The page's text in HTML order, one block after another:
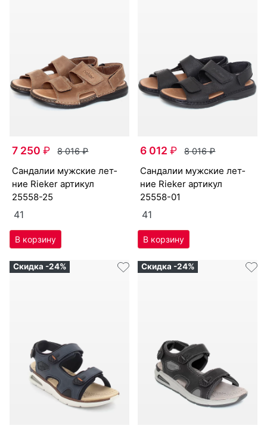
7 250₽ 8 016₽
сан­да­лии мужс­кие лет­
ние Ri­eker артикул
25558-25
41
6 012₽ 8 016₽
сан­да­лии мужс­кие лет­
ние Ri­eker артикул
25558-01
41
Скидка -24% Скидка -24%